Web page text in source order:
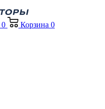
0 Корзина 0